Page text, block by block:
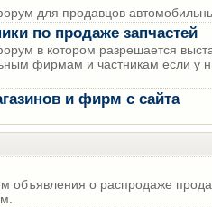
для продавцов
по продаже запчастей
в котором разрешается
фирмам и частникам если у
и фирм с сайта
объявления о распродаже